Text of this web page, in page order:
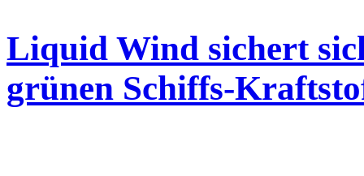
Liquid Wind sichert
grünen Schiffs-